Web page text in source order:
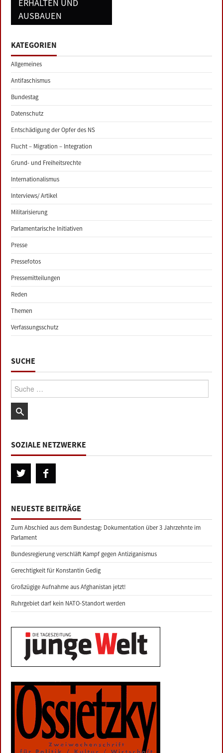
ERHALTEN UND
AUSBAUEN
KATEGORIEN
Allgemeines
Antifaschismus
Bundestag
Datenschutz
Entschädigung der Opfer des NS
Flucht – Migration – Integration
Grund- und Freiheitsrechte
Internationalismus
Interviews/ Artikel
Militarisierung
Parlamentarische Initiativen
Presse
Pressefotos
Pressemitteilungen
Reden
Themen
Verfassungsschutz
SUCHE
Suche:
SOZIALE NETZWERKE
NEUESTE BEITRÄGE
Zum Abschied aus dem Bundestag: Dokumentation über 3 Jahrzehnte im
Parlament
Bundesregierung verschläft Kampf gegen Antiziganismus
Gerechtigkeit für Konstantin Gedig
Großzügige Aufnahme aus Afghanistan jetzt!
Ruhrgebiet darf kein NATO-Standort werden